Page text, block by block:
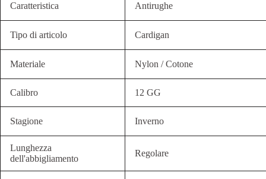
Caratteristica Antirughe
Tipo di articolo Cardigan
Materiale Nylon / Cotone
Calibro 12 GG
Stagione Inverno
Lunghezza
dell'abbigliamento
Regolare